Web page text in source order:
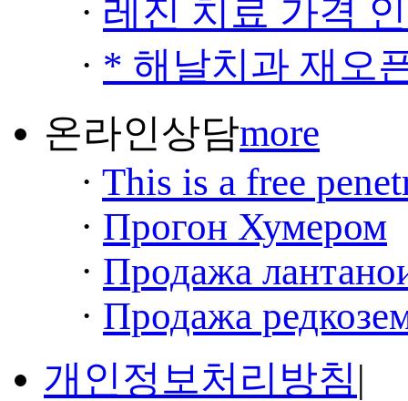
· 레진 치료 가격
· * 해날치과 재오
온라인상담more
· This is a free
· Прогон Хумером
· Продажа
· Продажа
개인정보처리방침|